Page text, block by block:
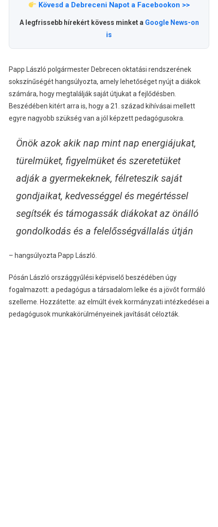
Kövesd a Debreceni Napot a Facebookon >>
A legfrissebb hírekért kövess minket a Google News-on
is
Papp László polgármester Debrecen oktatási rendszerének
sokszínűségét hangsúlyozta, amely lehetőséget nyújt a diákok
számára, hogy megtalálják saját útjukat a fejlődésben.
Beszédében kitért arra is, hogy a 21. század kihívásai mellett
egyre nagyobb szükség van a jól képzett pedagógusokra.
Önök azok akik nap mint nap energiájukat,
türelmüket, figyelmüket és szeretetüket
adják a gyermekeknek, félreteszik saját
gondjaikat, kedvességgel és megértéssel
segítsék és támogassák diákokat az önálló
gondolkodás és a felelősségvállalás útján
– hangsúlyozta Papp László.
Pósán László országgyűlési képviselő beszédében úgy
fogalmazott: a pedagógus a társadalom lelke és a jövőt formáló
szelleme. Hozzátette: az elmúlt évek kormányzati intézkedései a
pedagógusok munkakörülményeinek javítását célozták.